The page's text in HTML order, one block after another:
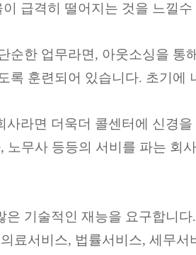
급격히 떨어지는 것을 느낄
순한 업무라면, 아웃소싱을
록 훈련되어 있습니다. 초기
사라면 더욱더 콜센터에 신경
노무사 등등의 서비를 파는 회
은 기술적인 재능을 요구합니
료서비스, 법률서비스, 세무